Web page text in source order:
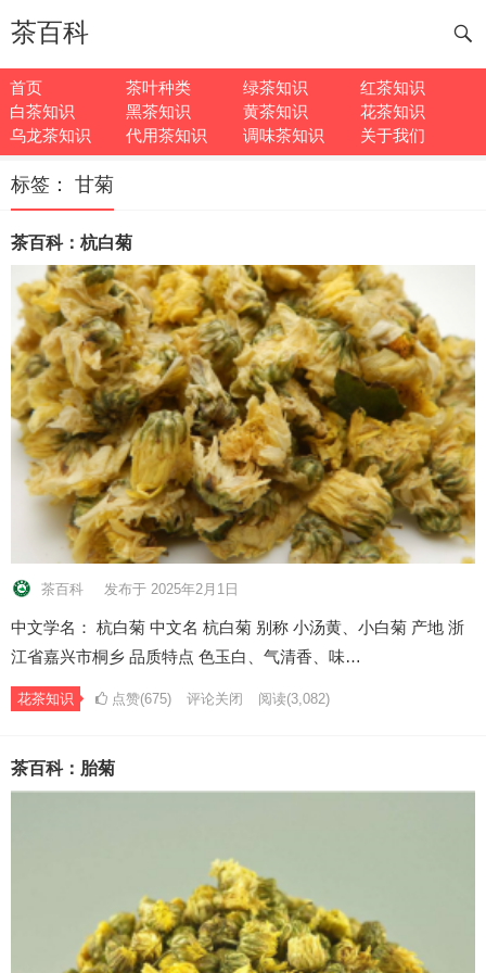
茶百科
首页 茶叶种类 绿茶知识
红茶知识
白茶知识
黑茶知识 黄茶知识
花茶知识
乌龙茶知识
代用茶知识 调味茶知识 关于我们
标签： 甘菊
茶百科：杭白菊
茶百科 发布于 2025年2月1日
中文学名： 杭白菊 中文名 杭白菊 别称 小汤黄、小白菊 产地 浙
江省嘉兴市桐乡 品质特点 色玉白、气清香、味…
花茶知识 点赞(675) 评论关闭 阅读(3,082)
茶百科：胎菊